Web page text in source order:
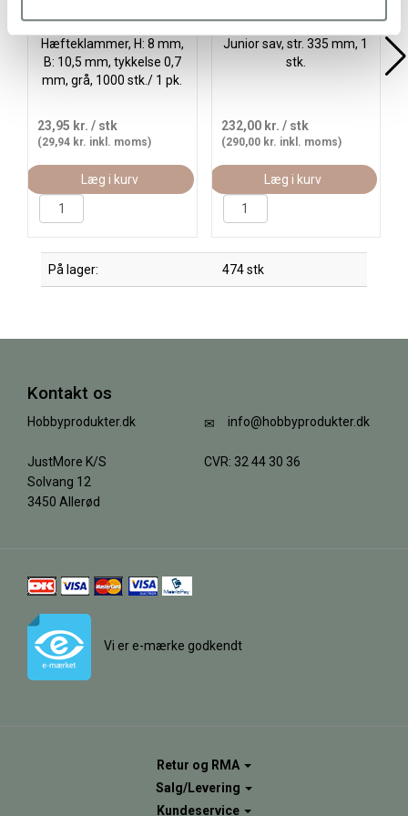
Hæfteklammer, H: 8 mm,
B: 10,5 mm, tykkelse 0,7
mm, grå, 1000 stk./ 1 pk.
23,95 kr. / stk
(29,94 kr. inkl. moms)
Læg i kurv
Junior sav, str. 335 mm, 1
stk.
232,00 kr. / stk
(290,00 kr. inkl. moms)
Læg i kurv
På lager: 474 stk
Kontakt os
Hobbyprodukter.dk
JustMore K/S
Solvang 12
3450 Allerød
info@hobbyprodukter.dk
CVR: 32 44 30 36
Vi er e-mærke godkendt
Retur og RMA
Salg/Levering
Kundeservice